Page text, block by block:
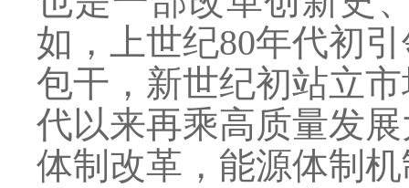
如，上世纪80年代初
包干，新世纪初站立
代以来再乘高质量发
体制改革，能源体制